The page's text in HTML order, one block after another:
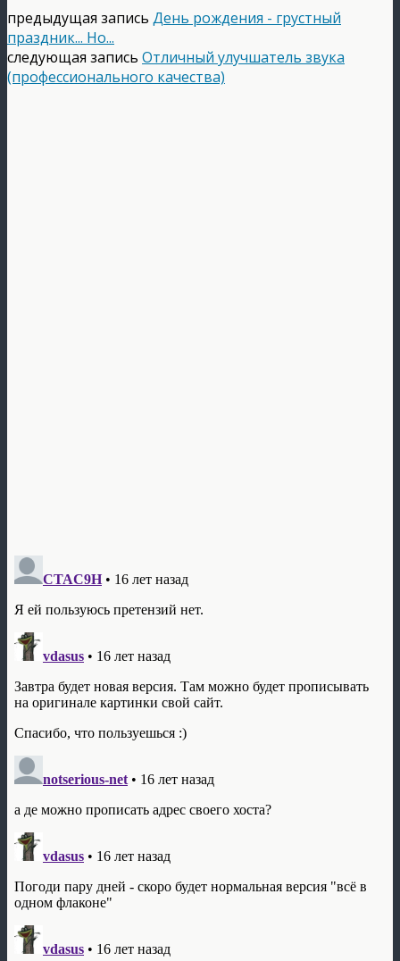
предыдущая запись День рождения - грустный
праздник... Но...
следующая запись Отличный улучшатель звука
(профессионального качества)